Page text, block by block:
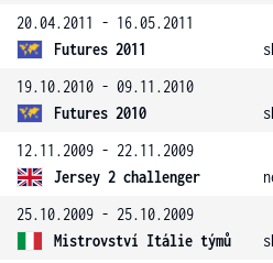
20.04.2011 - 16.05.2011
Futures 2011
19.10.2010 - 09.11.2010
Futures 2010
12.11.2009 - 22.11.2009
Jersey 2 challenger
25.10.2009 - 25.10.2009
Mistrovství Itálie týmů